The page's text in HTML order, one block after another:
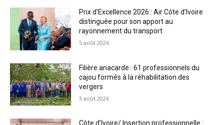
Prix d’Excellence 2026 : Air Côte d’Ivoire
distinguée pour son apport au
rayonnement du transport
5 août 2026
Filière anacarde : 61 professionnels du
cajou formés à la réhabilitation des
vergers
3 août 2026
Côte d’Ivoire/ Insertion professionnelle :